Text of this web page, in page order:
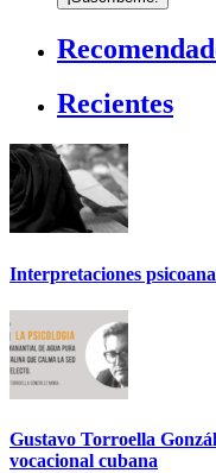
Recientes
Interpretaciones
Gustavo Torroella
vocacional cubana